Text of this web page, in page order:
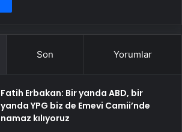
Son Yorumlar
Fatih Erbakan: Bir yanda ABD, bir
yanda YPG biz de Emevi Camii’nde
namaz kılıyoruz